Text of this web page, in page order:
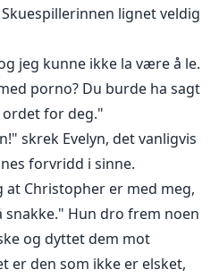
lignet veldig
jeg kunne ikke la være å le.
porno? Du burde ha sagt
for deg."
skrek Evelyn, det vanligvis
forvridd i sinne.
at Christopher er med meg,
snakke." Hun dro frem noen
og dyttet dem mot
den som ikke er elsket,